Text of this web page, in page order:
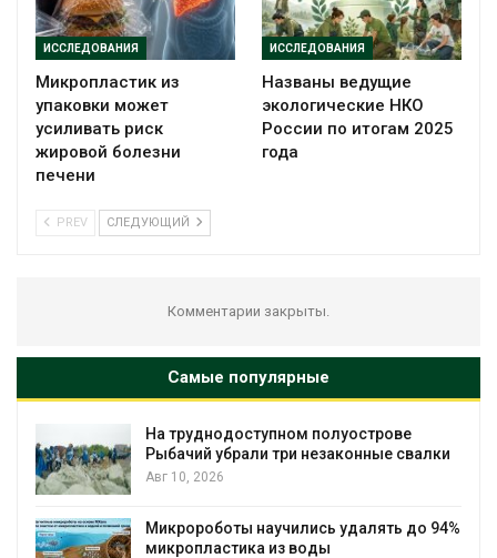
ИССЛЕДОВАНИЯ
Микропластик из
упаковки может
усиливать риск
жировой болезни
печени
ИССЛЕДОВАНИЯ
Названы ведущие
экологические НКО
России по итогам 2025
года
PREV СЛЕДУЮЩИЙ
Комментарии закрыты.
Самые популярные
На труднодоступном полуострове
Рыбачий убрали три незаконные свалки
Авг 10, 2026
Микророботы научились удалять до 94%
микропластика из воды